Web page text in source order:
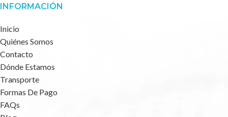
INFORMACIÓN
Inicio
Quiénes Somos
Contacto
Dónde Estamos
Transporte
Formas De Pago
FAQs